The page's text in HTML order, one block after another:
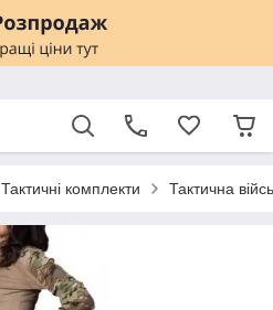
Тактичні комплекти Тактична